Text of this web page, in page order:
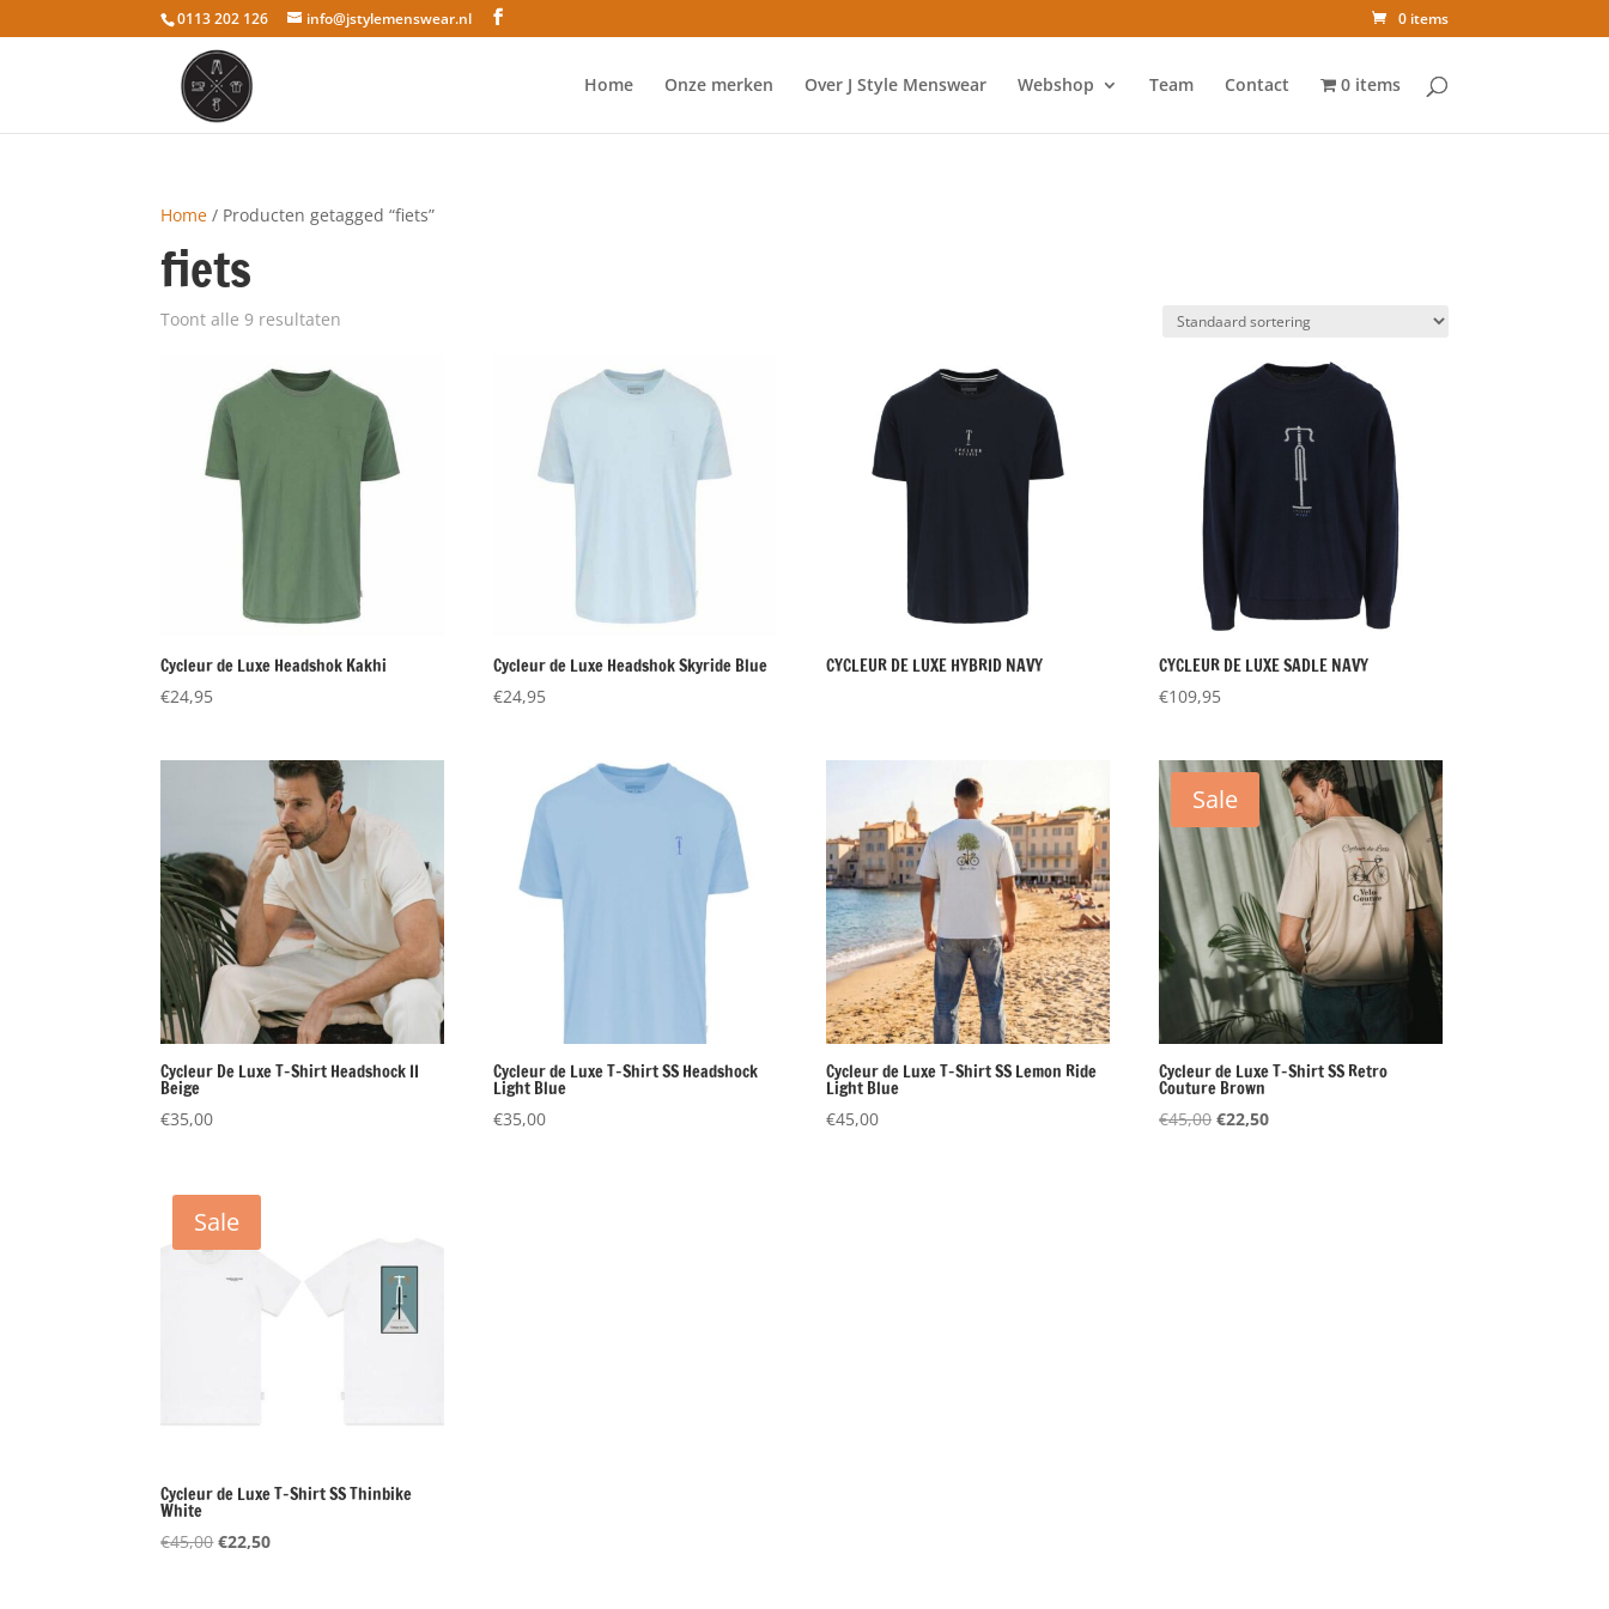
0113 202 126 info@jstylemenswear.nl 0 items
Home Onze merken Over J Style Menswear Webshop Team Contact 0 items
Home / Producten getagged “fiets”
fiets
Toont alle 9 resultaten
Cycleur de Luxe Headshok Kakhi
€24,95
Cycleur de Luxe Headshok Skyride Blue
€24,95
CYCLEUR DE LUXE HYBRID NAVY CYCLEUR DE LUXE SADLE NAVY
€109,95
Cycleur De Luxe T-Shirt Headshock II
Beige
€35,00
Cycleur de Luxe T-Shirt SS Headshock
Light Blue
€35,00
Cycleur de Luxe T-Shirt SS Lemon Ride
Light Blue
€45,00
Sale
Cycleur de Luxe T-Shirt SS Retro
Couture Brown
€45,00 Oorspronkelijke
€22,50Huidige
Sale
Cycleur de Luxe T-Shirt SS Thinbike
White
€45,00Oorspronkelijke
€22,50Huidige